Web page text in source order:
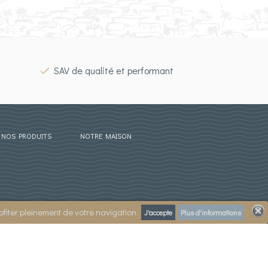
pleinement de votre navigation. J'accepte Plus d'informations
SAV de qualité et performant
NOS PRODUITS NOTRE MAISON